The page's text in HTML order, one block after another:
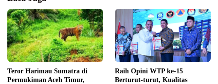
Teror Harimau Sumatra di
Permukiman Aceh Timur,
Raih Opini WTP ke-15
Berturut-turut, Kualitas